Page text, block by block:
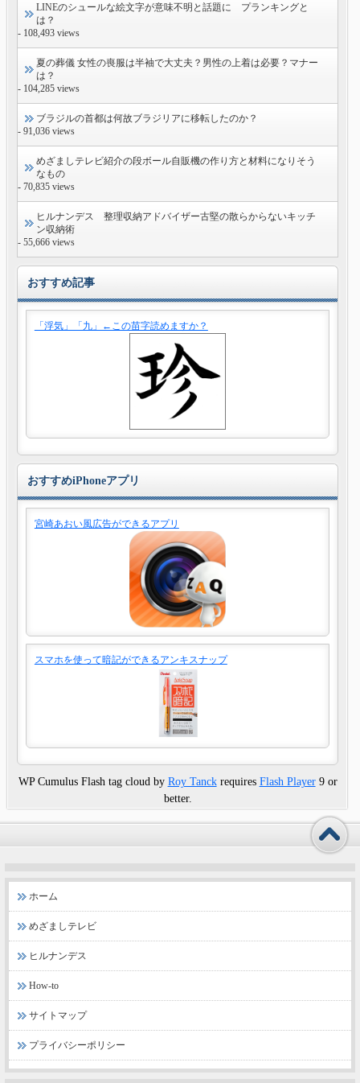
LINEのシュールな絵文字が意味不明と話題に プランキングと
は？
- 108,493 views
夏の葬儀 女性の喪服は半袖で大丈夫？男性の上着は必要？マナー
は？
- 104,285 views
ブラジルの首都は何故ブラジリアに移転したのか？
- 91,036 views
めざましテレビ紹介の段ボール自販機の作り方と材料になりそう
なもの
- 70,835 views
ヒルナンデス 整理収納アドバイザー古堅の散らからないキッチ
ン収納術
- 55,666 views
おすすめ記事
「浮気」「九」←この苗字読めますか？
おすすめiPhoneアプリ
宮崎あおい風広告ができるアプリ
スマホを使って暗記ができるアンキスナップ
WP Cumulus Flash tag cloud by Roy Tanckrequires Flash Player9 or
better.
ホーム
めざましテレビ
ヒルナンデス
How-to
サイトマップ
プライバシーポリシー